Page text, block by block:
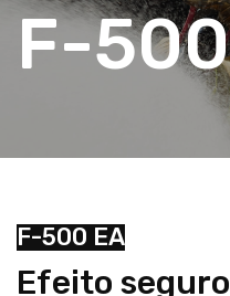
F-
F-500 EA
Efeito